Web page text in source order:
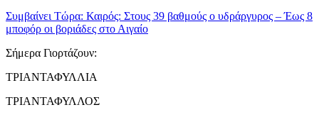
Συμβαίνει Τώρα: Καιρός: Στους 39 βαθμούς ο υδράργυρος – Έως 8
μποφόρ οι βοριάδες στο Αιγαίο
Σήμερα Γιορτάζουν:
ΤΡΙΑΝΤΑΦΥΛΛΙΑ
ΤΡΙΑΝΤΑΦΥΛΛΟΣ